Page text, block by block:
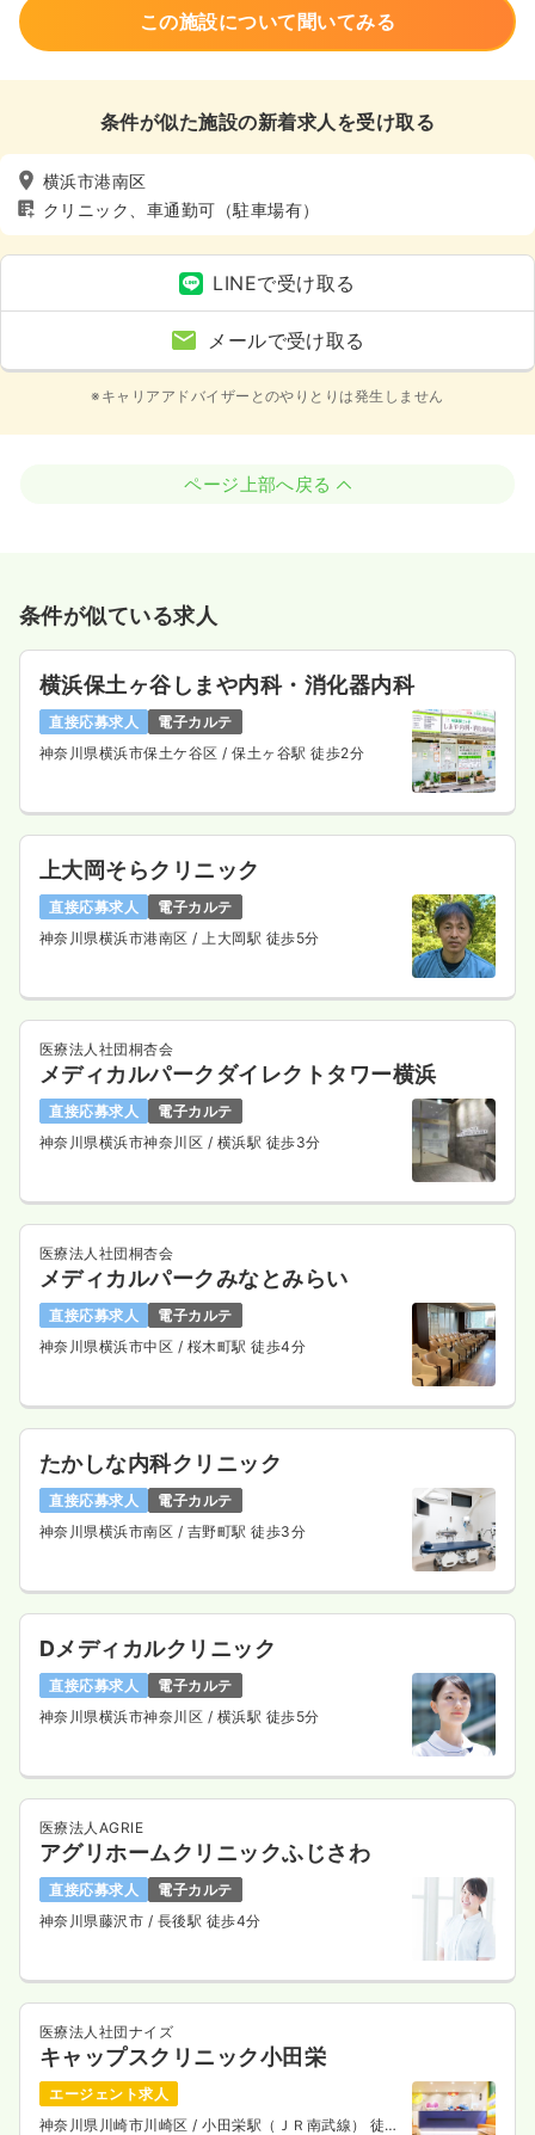
この施設について聞いてみる
条件が似た施設の新着求人を受け取る
横浜市港南区
クリニック、車通勤可（駐車場有）
LINEで受け取る
メールで受け取る
※キャリアアドバイザーとのやりとりは発生しません
ページ上部へ戻る
条件が似ている求人
横浜保土ヶ谷しまや内科・消化器内科
直接応募求人
電子カルテ
神奈川県横浜市保土ケ谷区 / 保土ヶ谷駅 徒歩2分
上大岡そらクリニック
直接応募求人
電子カルテ
神奈川県横浜市港南区 / 上大岡駅 徒歩5分
医療法人社団桐杏会
メディカルパークダイレクトタワー横浜
直接応募求人
電子カルテ
神奈川県横浜市神奈川区 / 横浜駅 徒歩3分
医療法人社団桐杏会
メディカルパークみなとみらい
直接応募求人
電子カルテ
神奈川県横浜市中区 / 桜木町駅 徒歩4分
たかしな内科クリニック
直接応募求人
電子カルテ
神奈川県横浜市南区 / 吉野町駅 徒歩3分
Dメディカルクリニック
直接応募求人
電子カルテ
神奈川県横浜市神奈川区 / 横浜駅 徒歩5分
医療法人AGRIE
アグリホームクリニックふじさわ
直接応募求人
電子カルテ
神奈川県藤沢市 / 長後駅 徒歩4分
医療法人社団ナイズ
キャップスクリニック小田栄
エージェント求人
神奈川県川崎市川崎区 / 小田栄駅（ＪＲ南武線） 徒歩